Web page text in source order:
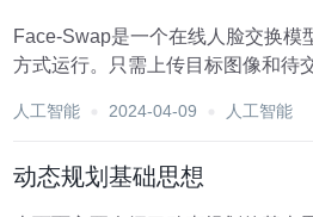
Face-Swap是一个在线人脸交换模
方式运行。只需上传目标图像和待
间通常在 4 秒以内，运行在Nvidia
人工智能 2024-04-09 人工智能
动态规划基础思想